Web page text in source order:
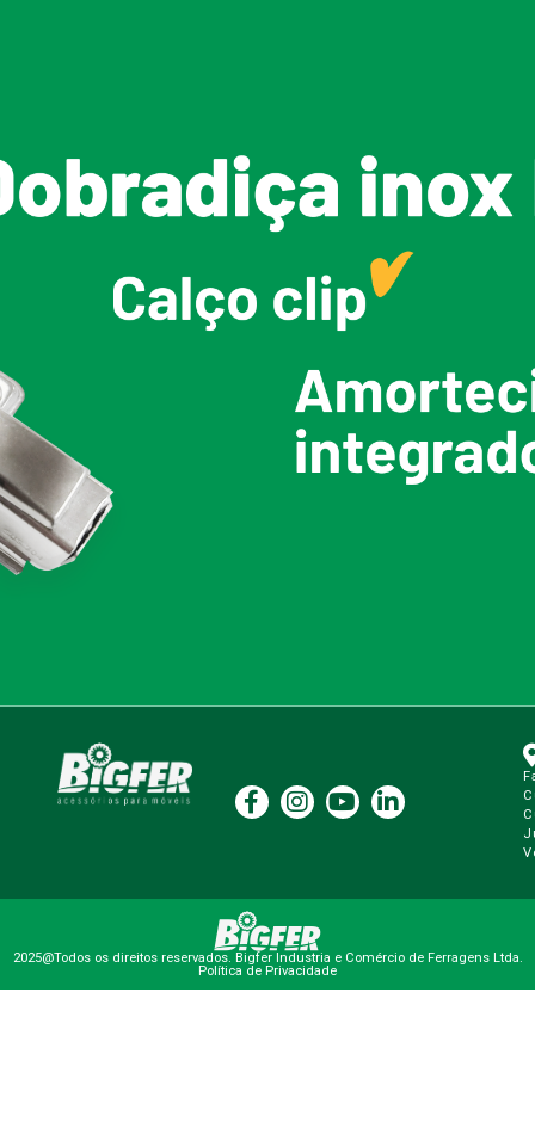
2025@Todos os direitos reservados. Bigfer Industria e Comércio de Ferragens Ltda.
Política de Privacidade